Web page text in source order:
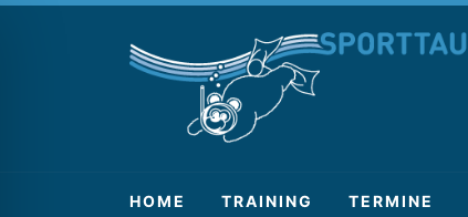
HOME TRAINING TERMINE